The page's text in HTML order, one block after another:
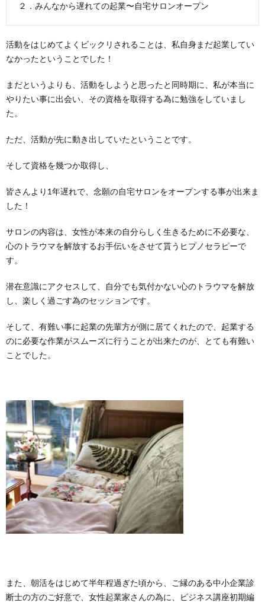
２．みんなから遅れての起業〜自宅サロンオープン
活動をはじめてよくビックリされることは、私自身まだ起業してい
なかったということでした！
まだというよりも、活動をしようと思ったと同時期に、私が本当に
やりたい事に出会い、その資格を取得する為に勉強をしていまし
た。
ただ、活動が先に動き出していたということです。
そして資格を幾つか取得し、
皆さんより 1年遅れで、念願の自宅サロンをオープンする事が出来ま
した！
サロンの内容は、女性が本来の自分らしく生きるために不必要な、
心のトラウマを解放するお手伝いをさせて貰うヒプノセラピーで
す。
潜在意識にアクセスして、自分でも気付かない心のトラウマを解放
し、楽しく過ごす為のセッションです。
そして、有難い事に起業の先輩方が側に居てくれたので、起業する
のに必要な作業がスムーズに行うことが出来たのが、とても有難い
ことでした。
また、朝活をはじめて半年程過ぎた頃から、ご縁のある中小企業診
断士の方のご好意で、女性起業家さんの為に、ビジネス講座初期編